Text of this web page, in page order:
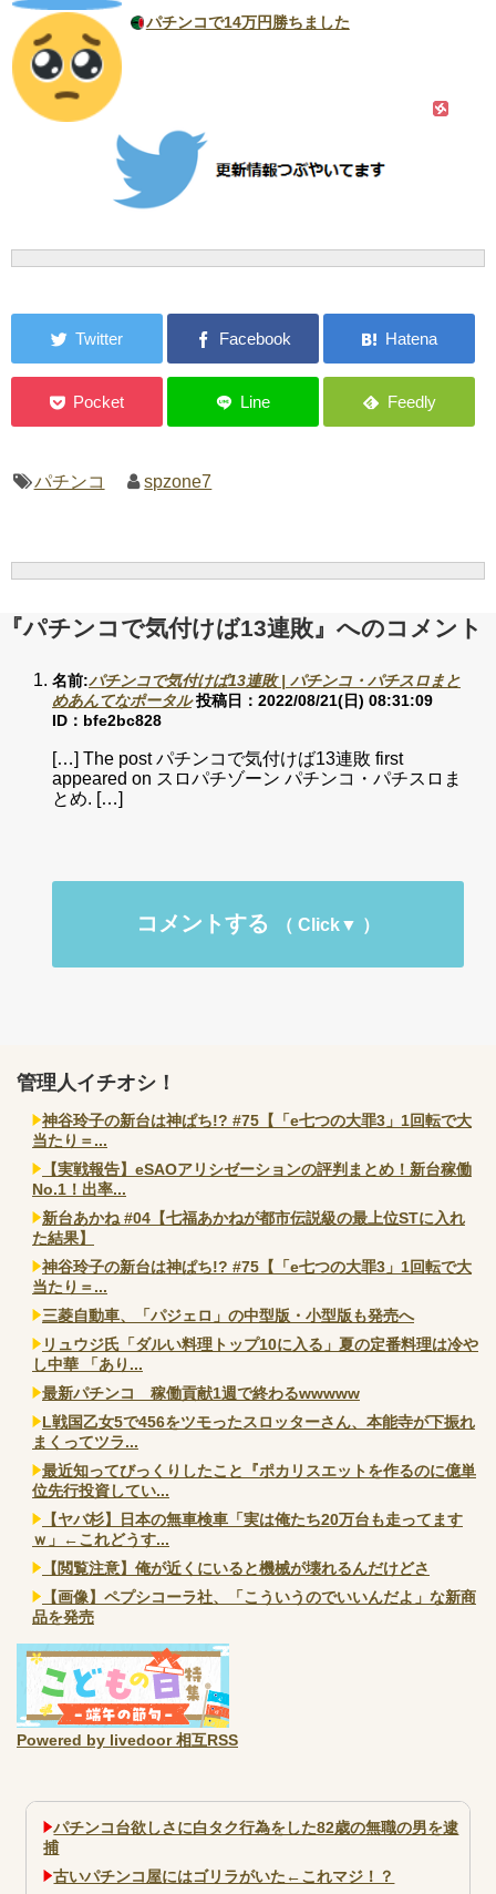
パチンコで14万円勝ちました
パチンコ spzone7
『パチンコで気付けば13連敗』へのコメント
名前:パチンコで気付けば13連敗 | パチンコ・パチスロまと
めあんてなポータル 投稿日：2022/08/21(日) 08:31:09
ID：bfe2bc828
[…] The post パチンコで気付けば13連敗 first
appeared on スロパチゾーン パチンコ・パチスロま
とめ. […]
コメントする
管理人イチオシ！
神谷玲子の新台は神ぱち!? #75【「e七つの大罪3」1回転で大
当たり＝...
【実戦報告】eSAOアリシゼーションの評判まとめ！新台稼働
No.1！出率...
新台あかね #04【七福あかねが都市伝説級の最上位STに入れ
た結果】
神谷玲子の新台は神ぱち!? #75【「e七つの大罪3」1回転で大
当たり＝...
三菱自動車、「パジェロ」の中型版・小型版も発売へ
リュウジ氏「ダルい料理トップ10に入る」夏の定番料理は冷や
し中華 「あり...
最新パチンコ 稼働貢献1週で終わるwwwww
L戦国乙女5で456をツモったスロッターさん、本能寺が下振れ
まくってツラ...
最近知ってびっくりしたこと『ポカリスエットを作るのに億単
位先行投資してい...
【ヤバ杉】日本の無車検車「実は俺たち20万台も走ってます
ｗ」←これどうす...
【閲覧注意】俺が近くにいると機械が壊れるんだけどさ
【画像】ペプシコーラ社、「こういうのでいいんだよ」な新商
品を発売
Powered by livedoor 相互RSS
パチンコ台欲しさに白タク行為をした82歳の無職の男を逮
捕
古いパチンコ屋にはゴリラがいた←これマジ！？